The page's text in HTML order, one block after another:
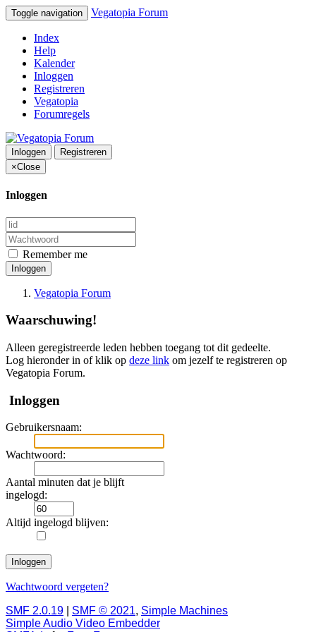
Toggle navigation Vegatopia Forum
Index
Help
Kalender
Inloggen
Registreren
Vegatopia
Forumregels
Inloggen
Registreren
×Close
Inloggen
Remember me
Inloggen
Vegatopia Forum
Waarschuwing!
Alleen geregistreerde leden hebben toegang tot dit gedeelte.
Log hieronder in of klik op deze link om jezelf te registreren op
Vegatopia Forum.
Inloggen
Gebruikersnaam:
Wachtwoord:
Aantal minuten dat je blijft
ingelogd:
Altijd ingelogd blijven:
Wachtwoord vergeten?
SMF 2.0.19
SMF © 2021, Simple Machines
Simple Audio Video Embedder